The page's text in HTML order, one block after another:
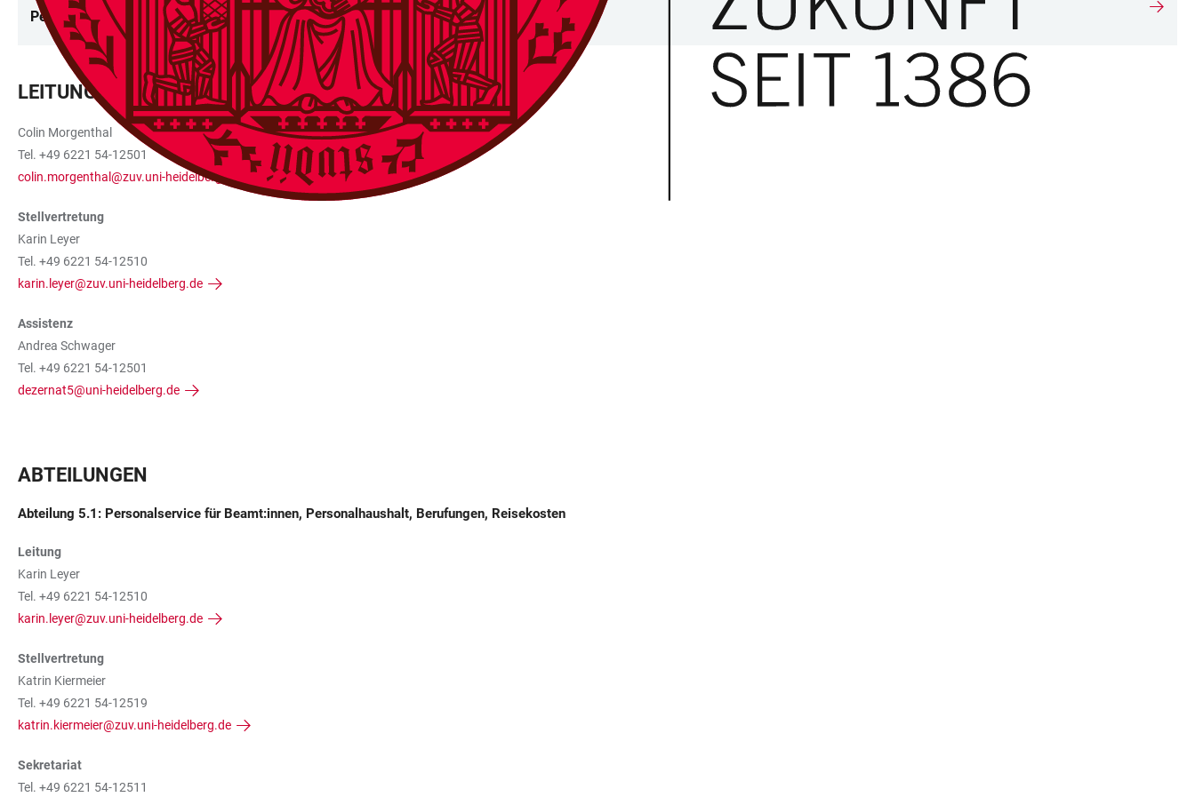
Personalentwicklung
LEITUNG
Colin Morgenthal
Tel. +49 6221 54-12501
colin.morgenthal@zuv.uni-heidelberg.de
Stellvertretung
Karin Leyer
Tel. +49 6221 54-12510
karin.leyer@zuv.uni-heidelberg.de
Assistenz
Andrea Schwager
Tel. +49 6221 54-12501
dezernat5@uni-heidelberg.de
ABTEILUNGEN
Abteilung 5.1: Personalservice für Beamt:innen, Personalhaushalt, Berufungen, Reisekosten
Leitung
Karin Leyer
Tel. +49 6221 54-12510
karin.leyer@zuv.uni-heidelberg.de
Stellvertretung
Katrin Kiermeier
Tel. +49 6221 54-12519
katrin.kiermeier@zuv.uni-heidelberg.de
Sekretariat
Tel. +49 6221 54-12511